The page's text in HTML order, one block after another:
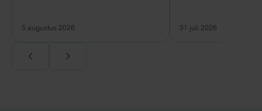
5 augustus 2026
Ook de nazorg is
31 juli 2026